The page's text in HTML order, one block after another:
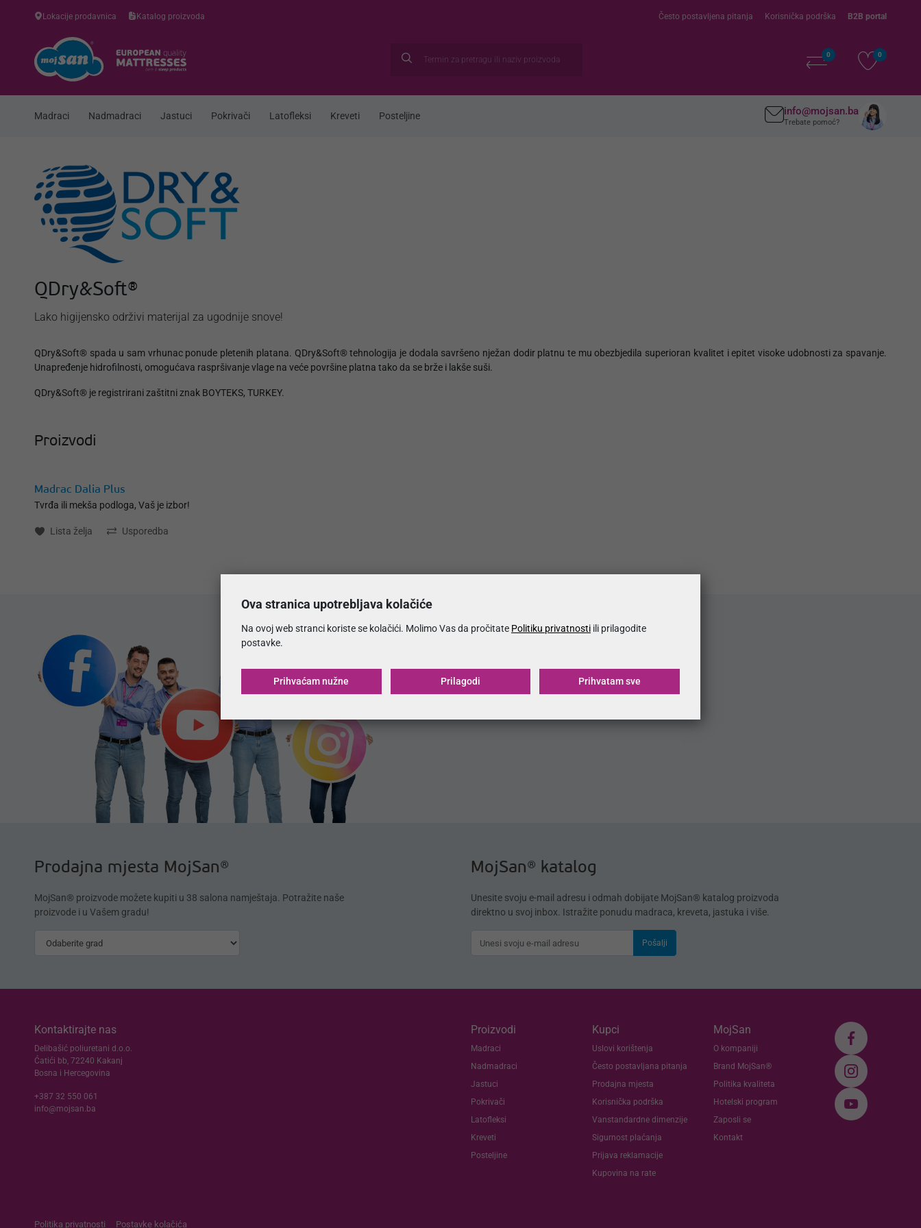
Lokacije prodavnica Katalog proizvoda Često postavljena pitanja Korisnička podrška B2B portal
0 0
Madraci Nadmadraci Jastuci Pokrivači Latofleksi Kreveti Posteljine info@mojsan.ba
Trebate pomoć?
QDry&Soft®
Lako higijensko održivi materijal za ugodnije snove!
QDry&Soft® spada u sam vrhunac ponude pletenih platana. QDry&Soft® tehnologija je dodala savršeno nježan dodir platnu te mu obezbjedila superioran kvalitet i epitet visoke udobnosti za spavanje.
Unapređenje hidrofilnosti, omogućava raspršivanje vlage na veće površine platna tako da se brže i lakše suši.
QDry&Soft® je registrirani zaštitni znak BOYTEKS, TURKEY.
Proizvodi
Madrac Dalia Plus
Tvrđa ili mekša podloga, Vaš je izbor!
Lista želja Usporedba
#MojSan
Prodajna mjesta MojSan®
MojSan® proizvode možete kupiti u 38 salona namještaja. Potražite naše
proizvode i u Vašem gradu!
MojSan® katalog
Unesite svoju e-mail adresu i odmah dobijate MojSan® katalog proizvoda
direktno u svoj inbox. Istražite ponudu madraca, kreveta, jastuka i više.
Pošalji
Kontaktirajte nas
Delibašić poliuretani d.o.o.
Ćatići bb, 72240 Kakanj
Bosna i Hercegovina
+387 32 550 061
info@mojsan.ba
Proizvodi
Madraci
Nadmadraci
Jastuci
Pokrivači
Latofleksi
Kreveti
Posteljine
Kupci
Uslovi korištenja
Često postavljana pitanja
Prodajna mjesta
Korisnička podrška
Vanstandardne dimenzije
Sigurnost plaćanja
Prijava reklamacije
Kupovina na rate
MojSan
O kompaniji
Brand MojSan®
Politika kvaliteta
Hotelski program
Zaposli se
Kontakt
Politika privatnosti Postavke kolačića
Ova stranica upotrebljava kolačiće
Na ovoj web stranci koriste se kolačići. Molimo Vas da pročitate Politiku privatnosti ili prilagodite
postavke.
Prihvaćam nužne Prilagodi Prihvatam sve